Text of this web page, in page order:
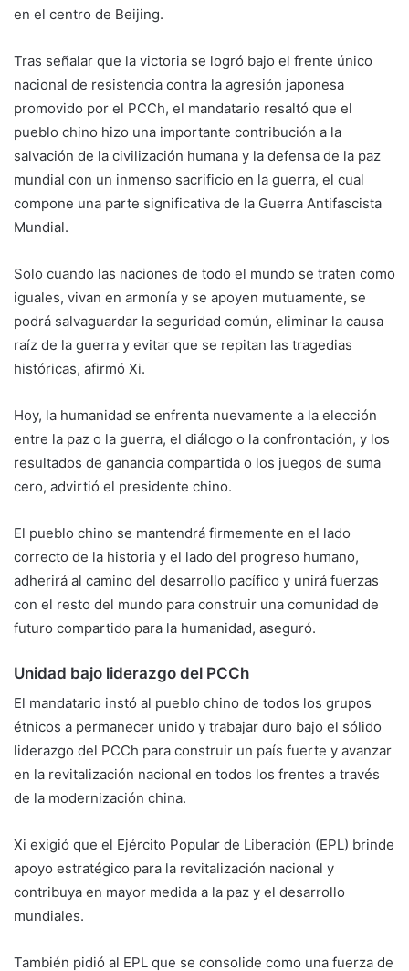
en el centro de Beijing.
Tras señalar que la victoria se logró bajo el frente único
nacional de resistencia contra la agresión japonesa
promovido por el PCCh, el mandatario resaltó que el
pueblo chino hizo una importante contribución a la
salvación de la civilización humana y la defensa de la paz
mundial con un inmenso sacrificio en la guerra, el cual
compone una parte significativa de la Guerra Antifascista
Mundial.
Solo cuando las naciones de todo el mundo se traten como
iguales, vivan en armonía y se apoyen mutuamente, se
podrá salvaguardar la seguridad común, eliminar la causa
raíz de la guerra y evitar que se repitan las tragedias
históricas, afirmó Xi.
Hoy, la humanidad se enfrenta nuevamente a la elección
entre la paz o la guerra, el diálogo o la confrontación, y los
resultados de ganancia compartida o los juegos de suma
cero, advirtió el presidente chino.
El pueblo chino se mantendrá firmemente en el lado
correcto de la historia y el lado del progreso humano,
adherirá al camino del desarrollo pacífico y unirá fuerzas
con el resto del mundo para construir una comunidad de
futuro compartido para la humanidad, aseguró.
Unidad bajo liderazgo del PCCh
El mandatario instó al pueblo chino de todos los grupos
étnicos a permanecer unido y trabajar duro bajo el sólido
liderazgo del PCCh para construir un país fuerte y avanzar
en la revitalización nacional en todos los frentes a través
de la modernización china.
Xi exigió que el Ejército Popular de Liberación (EPL) brinde
apoyo estratégico para la revitalización nacional y
contribuya en mayor medida a la paz y el desarrollo
mundiales.
También pidió al EPL que se consolide como una fuerza de